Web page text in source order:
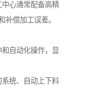
心通常配备高精
补偿加工误差。
自动化操作，显
统、自动上下料